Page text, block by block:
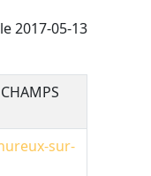
2017-05-13
sur-